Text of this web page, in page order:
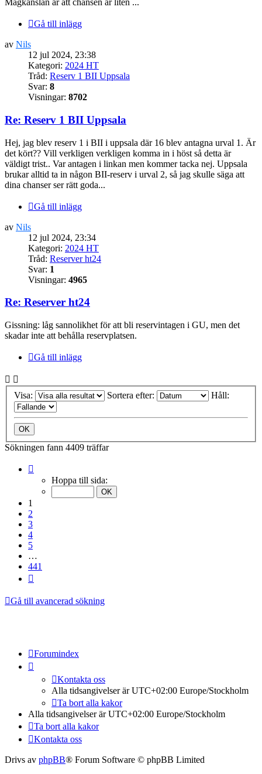
Magkänslan är att chansen är liten ...
Gå till inlägg
av Nils
12 jul 2024, 23:38
Kategori: 2024 HT
Tråd: Reserv 1 BII Uppsala
Svar: 8
Visningar: 8702
Re: Reserv 1 BII Uppsala
Hej, jag blev reserv 1 i BII i uppsala där 16 blev antagna urval 1. Är
det kört?? Vill verkligen verkligen komma in i höst så detta är
väldigt trist.. Var antagen i linkan men kommer tacka nej. Uppsala
brukar alltid ta in någon BII-reserv i urval 2, så jag skulle säga att
dina chanser ser rätt goda...
Gå till inlägg
av Nils
12 jul 2024, 23:34
Kategori: 2024 HT
Tråd: Reserver ht24
Svar: 1
Visningar: 4965
Re: Reserver ht24
Gissning: låg sannolikhet för att bli reservintagen i GU, men det
skadar inte att behålla reservplatsen.
Gå till inlägg
Visa: Sortera efter: Håll:
Sökningen fann 4409 träffar
Hoppa till sida:
1
2
3
4
5
…
441
Gå till avancerad sökning
Forumindex
Kontakta oss
Alla tidsangivelser är UTC+02:00 Europe/Stockholm
Ta bort alla kakor
Alla tidsangivelser är UTC+02:00 Europe/Stockholm
Ta bort alla kakor
Kontakta oss
Drivs av phpBB® Forum Software © phpBB Limited